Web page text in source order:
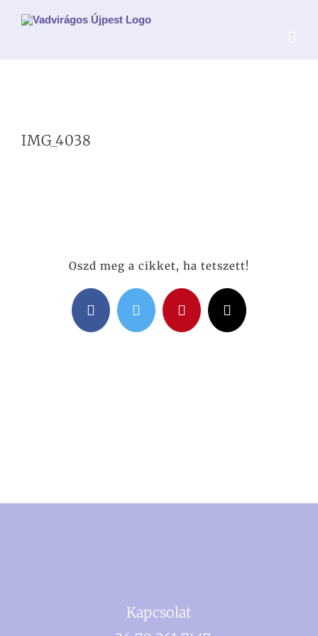
Kihagyás
IMG_4038
Oszd meg a cikket, ha tetszett!
Facebook Twitter Pinterest Email:
Kapcsolat